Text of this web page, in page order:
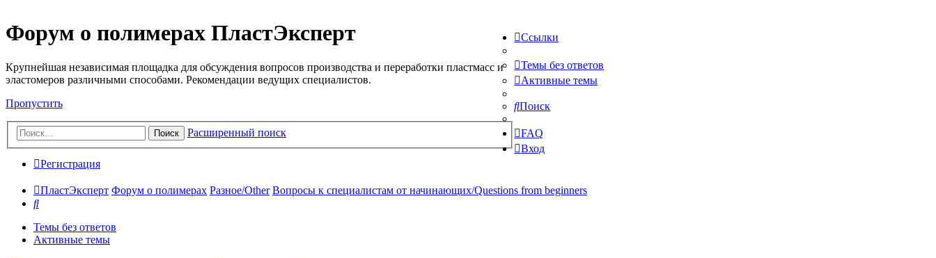
Форум о полимерах ПластЭксперт
Крупнейшая независимая площадка для обсуждения вопросов производства и переработки пластмасс и
эластомеров различными способами. Рекомендации ведущих специалистов.
Пропустить
Поиск Расширенный поиск
Ссылки
Темы без ответов
Активные темы
Поиск
FAQ
Вход
Регистрация
ПластЭксперт Форум о полимерах Разное/Other Вопросы к специалистам от начинающих/Questions from beginners
Поиск
Темы без ответов
Активные темы